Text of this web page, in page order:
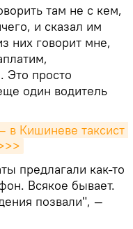
там не с кем,
и сказал им
них говорит мне,
Это просто
один водитель
в Кишиневе таксист
предлагали как-то
Всякое бывает.
позвали", —